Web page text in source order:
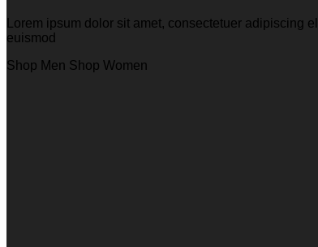
Lorem ipsum dolor sit amet, consectetuer adipiscing
euismod
Shop Men Shop Women